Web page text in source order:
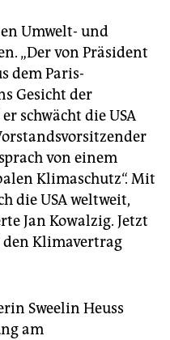
Umwelt- und
„Der von Präsident
dem Paris-
Gesicht der
schwächt die USA
von einem
Klimaschutz“. Mit
die USA weltweit,
Jan Kowalzig. Jetzt
den Klimavertrag
Sweelin Heuss
am